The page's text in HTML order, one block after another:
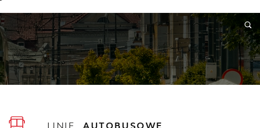
INFORMACJE WNIOSKI I REKLAMACJE KONTAKT
LINIEAUTOBUSOWE